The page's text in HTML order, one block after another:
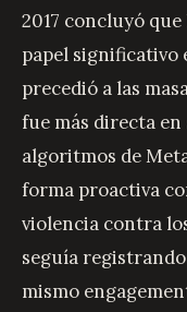
2017 concluyó
papel significativo
precedió a las
fue más directa en
algoritmos de
forma proactiva
violencia contra
seguía
mismo